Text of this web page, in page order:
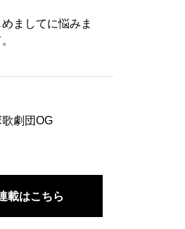
ましてに悩みま
劇団OG
載はこちら